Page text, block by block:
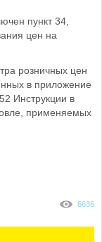
пункт 34,
цен на
розничных цен
в приложение
Инструкции в
применяемых
6636